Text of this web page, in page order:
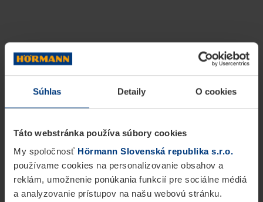
Súhlas Detaily O cookies
Táto webstránka používa súbory cookies
My spoločnosť Hörmann Slovenská republika s.r.o.
používame cookies na personalizovanie obsahov a
reklám, umožnenie ponúkania funkcií pre sociálne médiá
a analyzovanie prístupov na našu webovú stránku.